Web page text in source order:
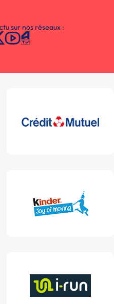
sur nos réseaux :